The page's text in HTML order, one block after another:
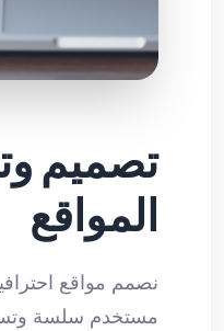
تصميم
المواقع
نصمم مواقع
مستخدم سلسة